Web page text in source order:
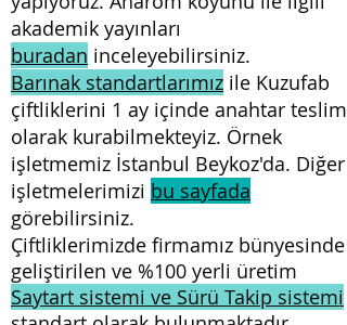
akademik yayınları
buradan inceleyebilirsiniz.
Barınak standartlarımız ile Kuzufab
çiftliklerini 1 ay içinde anahtar teslim
olarak kurabilmekteyiz. Örnek
işletmemiz İstanbul Beykoz'da. Diğer
işletmelerimizi bu sayfada
görebilirsiniz.
Çiftliklerimizde firmamız bünyesinde
geliştirilen ve %100 yerli üretim
Saytart sistemi ve Sürü Takip sistemi